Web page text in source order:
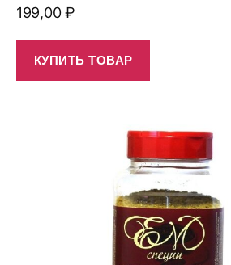
199,00₽
КУПИТЬ ТОВАР